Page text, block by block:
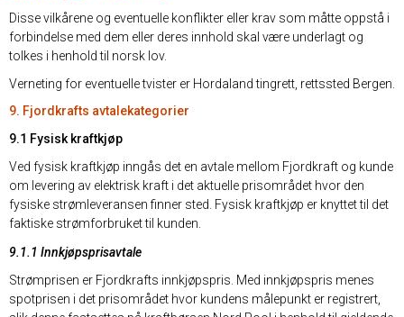
Disse vilkårene og eventuelle konflikter eller krav som måtte oppstå i
forbindelse med dem eller deres innhold skal være underlagt og
tolkes i henhold til norsk lov.
Verneting for eventuelle tvister er Hordaland tingrett, rettssted Bergen.
9. Fjordkrafts avtalekategorier
9.1 Fysisk kraftkjøp
Ved fysisk kraftkjøp inngås det en avtale mellom Fjordkraft og kunde
om levering av elektrisk kraft i det aktuelle prisområdet hvor den
fysiske strømleveransen finner sted. Fysisk kraftkjøp er knyttet til det
faktiske strømforbruket til kunden.
9.1.1 Innkjøpsprisavtale
Strømprisen er Fjordkrafts innkjøpspris. Med innkjøpspris menes
spotprisen i det prisområdet hvor kundens målepunkt er registrert,